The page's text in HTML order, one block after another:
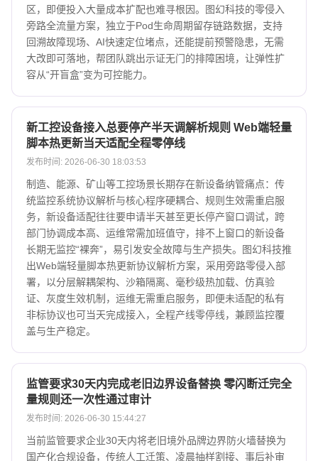
区，即便投入大量成本扩配也难寻根因。图幻科技的零侵入
旁路全流量方案，独立于Pod生命周期留存链路数据，支持
回溯故障现场、AI快速定位堵点，还能提前预警隐患，无需
大改即可落地，帮团队跳出示证无门的排障困境，让弹性扩
容从“开盲盒”变为可控能力。
新工控设备接入总要停产半天调解析规则 Web端轻量
脚本热更新当天适配全程零停线
发布时间: 2026-06-30 18:03:53
制造、能源、矿山等工控场景长期存在新设备纳管痛点：传
统监控系统协议解析与核心程序硬耦合、规则生效需重启服
务，新设备适配往往要申请半天甚至更长停产窗口调试，跨
部门协调成本高、运维常需加班值守，排不上窗口的新设备
长期无监控“裸奔”，易引发安全故障与生产损失。图幻科技推
出Web端轻量脚本热更新协议解析方案，采用旁路零侵入部
署，以分层解耦架构、沙箱隔离、毫秒级热加载、仿真验
证、灰度生效机制，运维无需重启服务，即便未适配的私有
非标协议也可当天完成接入，全程产线零停线，兼顾监控覆
盖与生产稳定。
监管要求30天内完成老旧边界设备替换 零闪断迁完全
量规则还一次性通过审计
发布时间: 2026-06-30 15:44:27
当前监管要求企业30天内将老旧境外品牌边界防火墙替换为
国产化合规设备，传统人工迁策、凌晨抽样割接、事后补审